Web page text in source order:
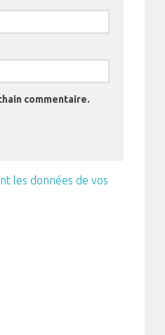
commentaire.
les données de vos